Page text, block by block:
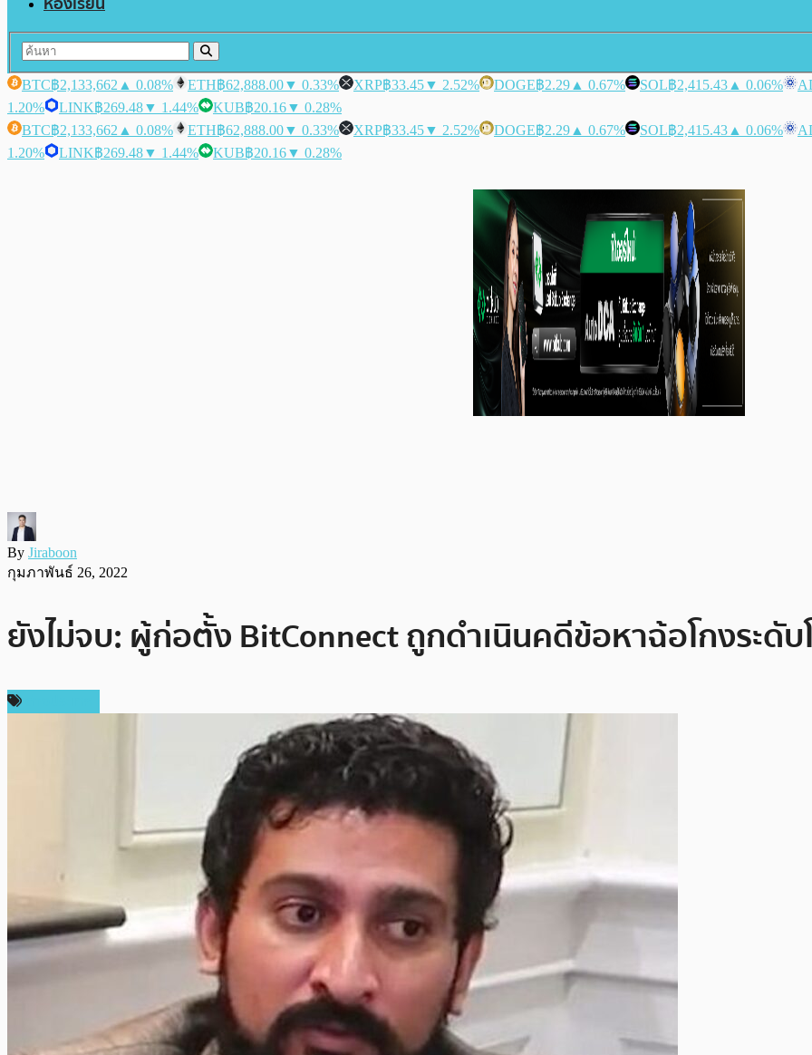
BTC฿2,133,662 ▲ 0.08% ETH฿62,888.00▼ 0.33% XRP฿33.45▼ 2.52% DOGE฿2.29 ▲ 0.67% SOL฿2,415.43 ▲ 0.06%
1.20%
LINK฿269.48▼ 1.44% KUB฿20.16▼ 0.28%
BTC฿2,133,662 ▲ 0.08% ETH฿62,888.00▼ 0.33% XRP฿33.45▼ 2.52% DOGE฿2.29 ▲ 0.67% SOL฿2,415.43 ▲ 0.06%
1.20%
LINK฿269.48▼ 1.44% KUB฿20.16▼ 0.28%
By Jiraboon
กุมภาพันธ์ 26, 2022
ยังไม่จบ: ผู้ก่อตั้ง BitConnect ถูกดำเนินคดีข้อหาฉ้อโกงระดับ